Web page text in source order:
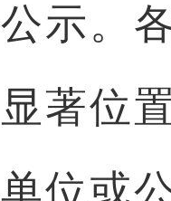
公示。
显著位
单位或